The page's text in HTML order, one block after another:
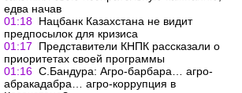
едва начав
01:18 Нацбанк Казахстана не видит
предпосылок для кризиса
01:17
Представители КНПК рассказали о
приоритетах своей программы
01:16 С.Бандура: Агро-барбара… агро-
абракадабра… агро-коррупция в